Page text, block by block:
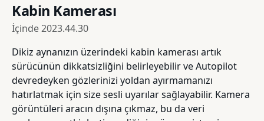
Kabin Kamerası
İçinde2023.44.30
Dikiz aynanızın üzerindeki kabin kamerası artık
sürücünün dikkatsizliğini belirleyebilir ve Autopilot
devredeyken gözlerinizi yoldan ayırmamanızı
hatırlatmak için size sesli uyarılar sağlayabilir. Kamera
görüntüleri aracın dışına çıkmaz, bu da veri